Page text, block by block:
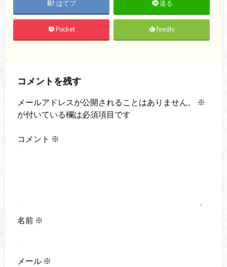
はてブ 送る
Pocket feedly
コメントを残す
メールアドレスが公開されることはありません。
※
が付いている欄は必須項目です
コメント ※
名前 ※
メール ※